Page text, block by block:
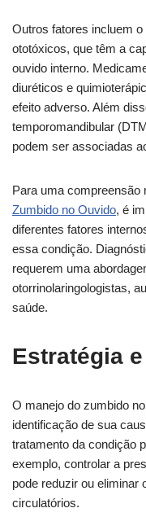
Outros fatores incluem
ototóxicos, que têm a
ouvido interno.
diuréticos e
efeito adverso. Além
temporomandibular
podem ser associadas
Para uma compreensão
Zumbido no Ouvido, é
diferentes fatores
essa condição.
requerem uma
otorrinolaringologistas,
saúde.
Estratégia
O manejo do zumbido
identificação de sua
tratamento da condição
exemplo, controlar a
pode reduzir ou eliminar
circulatórios.